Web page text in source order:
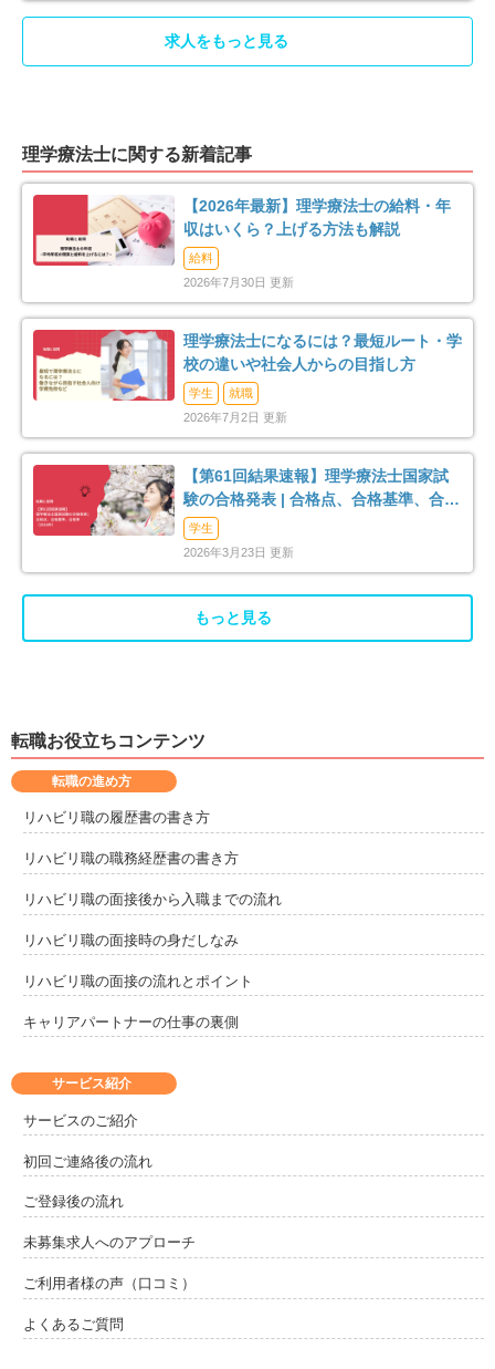
山武郡九十九里町 2 山武郡横芝光町
長生郡長生村 3
長生郡長柄町 2 長生郡長南町 1
夷隅郡大多喜町 3
求人をもっと見る
理学療法士に関する新着記事
【2026年最新】理学療法士の給料・年
収はいくら？上げる方法も解説
給料
2026年7月30日 更新
理学療法士になるには？最短ルート・学
校の違いや社会人からの目指し方
学生
就職
2026年7月2日 更新
【第61回結果速報】理学療法士国家試
験の合格発表 | 合格点、合格基準、合格
率（2026年）
学生
2026年3月23日 更新
もっと見る
転職お役立ちコンテンツ
サービス紹介
サービスのご紹介
初回ご連絡後の流れ
ご登録後の流れ
未募集求人へのアプローチ
ご利用者様の声（口コミ）
よくあるご質問
転職の進め方
リハビリ職の履歴書の書き方
リハビリ職の職務経歴書の書き方
リハビリ職の面接後から入職までの流れ
リハビリ職の面接時の身だしなみ
リハビリ職の面接の流れとポイント
キャリアパートナーの仕事の裏側